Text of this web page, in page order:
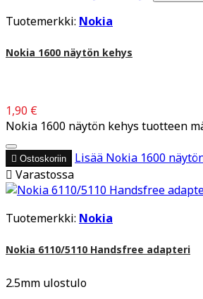
Tuotemerkki: Nokia
Nokia 1600 näytön kehys
1,90 €
Nokia 1600 näytön kehys tuotteen
 Ostoskoriin Lisää Nokia 1600
 Varastossa
Tuotemerkki: Nokia
Nokia 6110/5110 Handsfree adapteri
2.5mm ulostulo